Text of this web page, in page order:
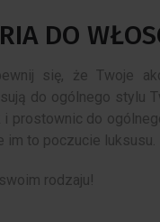
DO
się, że Twoje
do ogólnego stylu
i prostownic do
im to poczucie luksusu.
rodzaju!